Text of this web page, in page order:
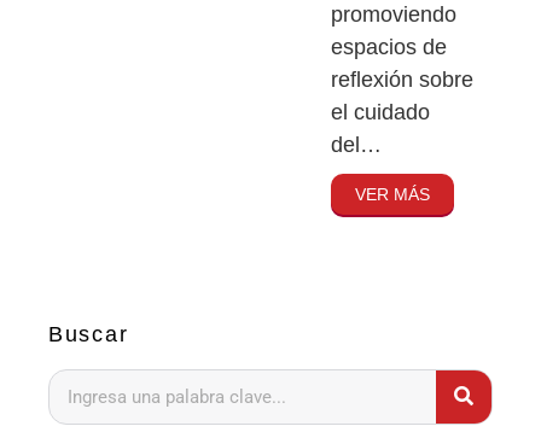
Buscar
promoviendo
espacios de
reflexión sobre
el cuidado
del…
VER MÁS